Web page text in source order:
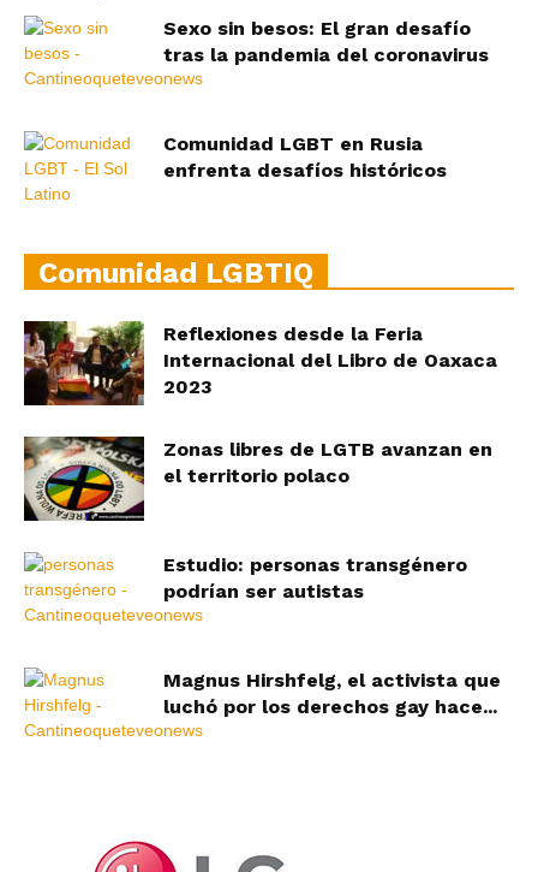
Sexo sin besos: El gran desafío
tras la pandemia del coronavirus
Comunidad LGBT en Rusia
enfrenta desafíos históricos
Comunidad LGBTIQ
Reflexiones desde la Feria
Internacional del Libro de Oaxaca
2023
Zonas libres de LGTB avanzan en
el territorio polaco
Estudio: personas transgénero
podrían ser autistas
Magnus Hirshfelg, el activista que
luchó por los derechos gay hace...